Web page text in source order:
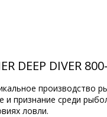
DEEP DIVER
признание среди
ловли.